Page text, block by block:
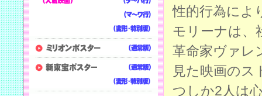
性的行為によ
モリーナは、
革命家ヴァレ
見た映画の
つしか2人は